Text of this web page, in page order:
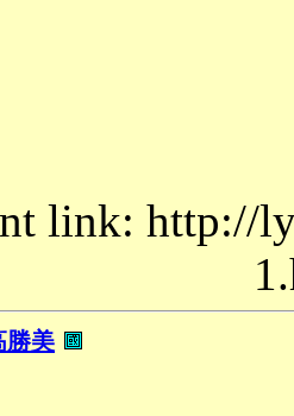
link: http://
勝美